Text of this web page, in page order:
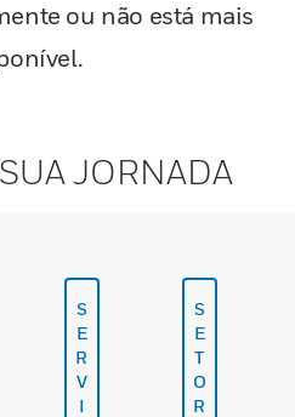
ou não está mais
JORNADA
S
E
R
V
I
S
E
T
O
R